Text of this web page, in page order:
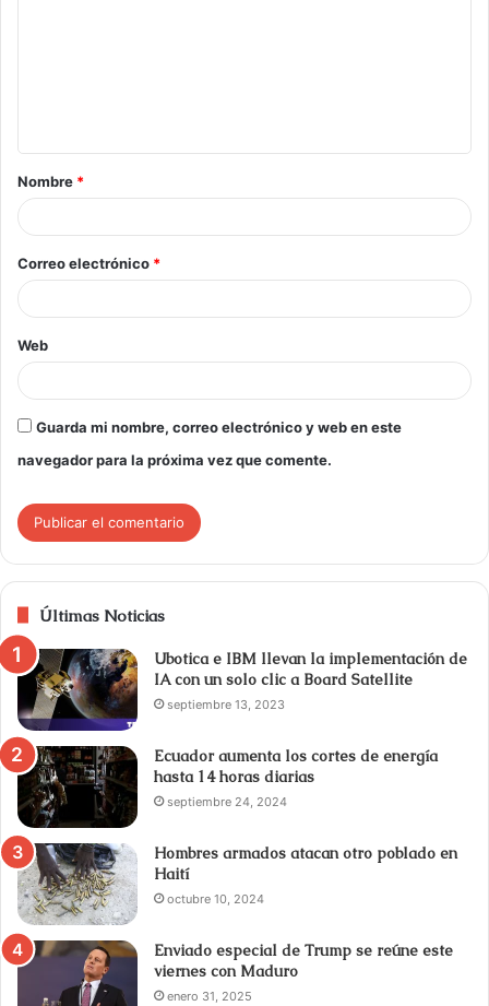
Nombre *
Correo electrónico *
Web
Guarda mi nombre, correo electrónico y web en este
navegador para la próxima vez que comente.
Últimas Noticias
Ubotica e IBM llevan la implementación de
IA con un solo clic a Board Satellite
septiembre 13, 2023
Ecuador aumenta los cortes de energía
hasta 14 horas diarias
septiembre 24, 2024
Hombres armados atacan otro poblado en
Haití
octubre 10, 2024
Enviado especial de Trump se reúne este
viernes con Maduro
enero 31, 2025